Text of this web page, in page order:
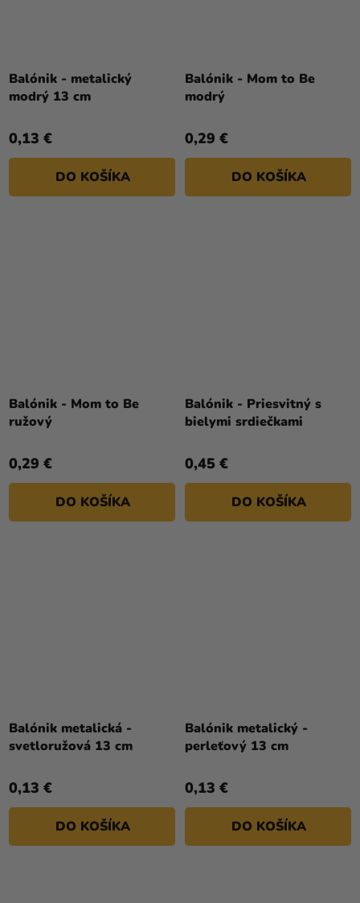
Balónik - metalický
modrý 13 cm
0,13 €
DO KOŠÍKA
Balónik - Mom to Be
modrý
0,29 €
DO KOŠÍKA
Balónik - Mom to Be
ružový
0,29 €
DO KOŠÍKA
Balónik - Priesvitný s
bielymi srdiečkami
0,45 €
DO KOŠÍKA
Balónik metalická -
svetloružová 13 cm
0,13 €
DO KOŠÍKA
Balónik metalický -
perleťový 13 cm
0,13 €
DO KOŠÍKA